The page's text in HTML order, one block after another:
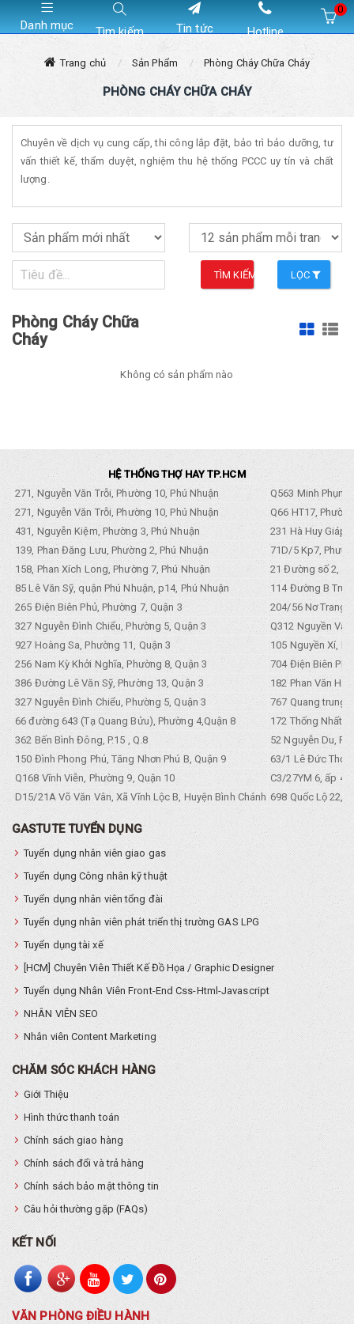
Danh mục Tìm kiếm Tin tức Hotline
0
Trang chủ Sản Phẩm Phòng Cháy Chữa Cháy
PHÒNG CHÁY CHỮA CHÁY
Chuyên về dịch vụ cung cấp, thi công lắp đặt, bảo trì bảo dưỡng, tư
vấn thiết kế, thẩm duyệt, nghiệm thu hệ thống PCCC uy tín và chất
lượng.
TÌM KIẾM LỌC
Phòng Cháy Chữa
Cháy
Không có sản phẩm nào
HỆ THỐNG THỢ HAY TP.HCM
271, Nguyễn Văn Trỗi, Phường 10, Phú Nhuận
Q563 Minh
271, Nguyễn Văn Trỗi, Phường 10, Phú Nhuận
Q66 HT17,
431, Nguyễn Kiệm, Phường 3, Phú Nhuận
231 Hà Huy Giáp,
139, Phan Đăng Lưu, Phường 2, Phú Nhuận
71D/5 Kp7,
158, Phan Xích Long, Phường 7, Phú Nhuận
21 Đường số 2,
85 Lê Văn Sỹ, quận Phú Nhuận, p14, Phú Nhuận
114 Đường B
265 Điện Biên Phủ, Phường 7, Quận 3
204/56 Nơ Trang
327 Nguyễn Đình Chiểu, Phường 5, Quận 3
Q312 Nguyền
927 Hoàng Sa, Phường 11, Quận 3
105 Nguyền Xí,
256 Nam Kỳ Khởi Nghĩa, Phường 8, Quận 3
704 Điện Biên
386 Đường Lê Văn Sỹ, Phường 13, Quận 3
182 Phan Văn
327 Nguyễn Đình Chiểu, Phường 5, Quận 3
767 Quang trung,
66 đường 643 (Tạ Quang Bửu), Phường 4,Quận 8
172 Thống Nhất.
362 Bến Bình Đông, P.15 , Q.8
52 Nguyễn Du,
150 Đình Phong Phú, Tăng Nhơn Phú B, Quận 9
63/1 Lê Đức Thọ,
Q168 Vĩnh Viễn, Phường 9, Quận 10
C3/27YM 6, ấp 4,
D15/21A Võ Văn Vân, Xã Vĩnh Lộc B, Huyện Bình Chánh 698 Quốc Lộ 22,
GASTUTE TUYỂN DỤNG
Tuyển dụng nhân viên giao gas
Tuyển dụng Công nhân kỹ thuật
Tuyển dụng nhân viên tổng đài
Tuyển dụng nhân viên phát triển thị trường GAS LPG
Tuyển dụng tài xế
[HCM] Chuyên Viên Thiết Kế Đồ Họa / Graphic Designer
Tuyển dụng Nhân Viên Front-End Css-Html-Javascript
NHÂN VIÊN SEO
Nhân viên Content Marketing
CHĂM SÓC KHÁCH HÀNG
Giới Thiệu
Hình thức thanh toán
Chính sách giao hàng
Chính sách đổi và trả hàng
Chính sách bảo mật thông tin
Câu hỏi thường gặp (FAQs)
KẾT NỐI
VĂN PHÒNG ĐIỀU HÀNH